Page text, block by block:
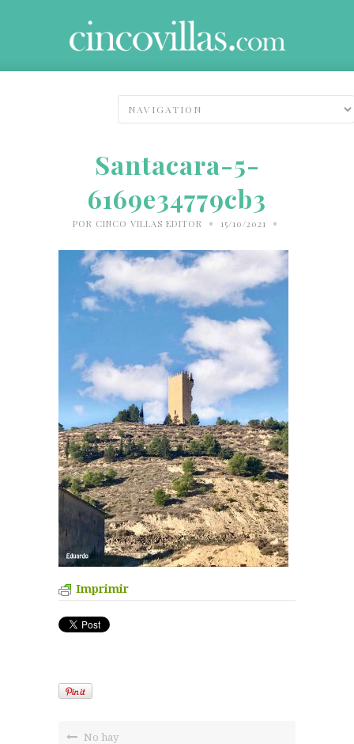
Santacara-5-
6169e34779cb3
POR CINCO VILLAS EDITOR • 15/10/2021 •
Imprimir
No hay